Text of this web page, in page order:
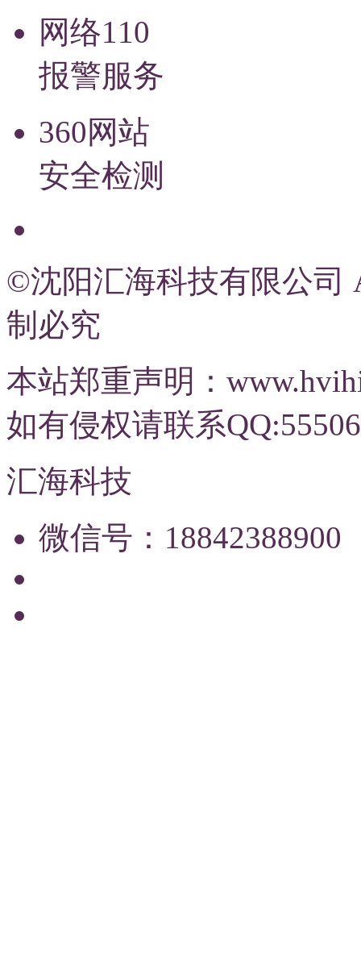
网络110
报警服务
360网站
安全检测
©沈阳汇海科技有限公司
制必究
本站郑重声明：
如有侵权请联系
汇海科技
微信号：18842388900